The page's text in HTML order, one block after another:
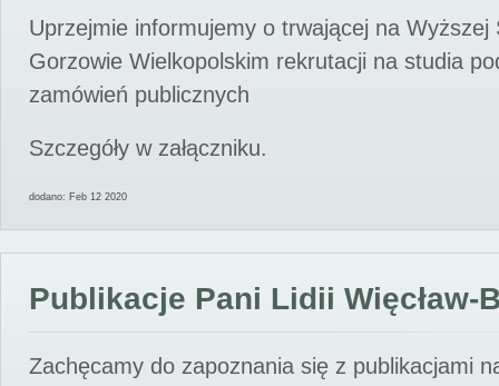
Uprzejmie informujemy o trwającej na Wyższej
Gorzowie Wielkopolskim rekrutacji na studia
zamówień publicznych
Szczegóły w załączniku.
dodano: Feb 12 2020
Publikacje Pani Lidii Więcław-
Zachęcamy do zapoznania się z publikacjami